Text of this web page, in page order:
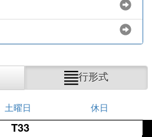
行形式
土曜日 休日
T33